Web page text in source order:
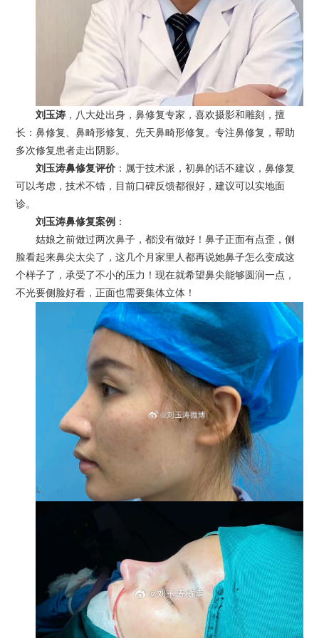
刘玉涛 ，八大处出身，鼻修复专家，喜欢摄影和雕刻，擅
长：鼻修复、鼻畸形修复、先天鼻畸形修复。专注鼻修复，帮助
多次修复患者走出阴影。
刘玉涛鼻修复评价 ：属于技术派，初鼻的话不建议，鼻修复
可以考虑，技术不错，目前口碑反馈都很好，建议可以实地面
诊。
刘玉涛鼻修复案例 ：
姑娘之前做过两次鼻子，都没有做好！鼻子正面有点歪，侧
脸看起来鼻尖太尖了，这几个月家里人都再说她鼻子怎么变成这
个样子了，承受了不小的压力！现在就希望鼻尖能够圆润一点，
不光要侧脸好看，正面也需要集体立体！